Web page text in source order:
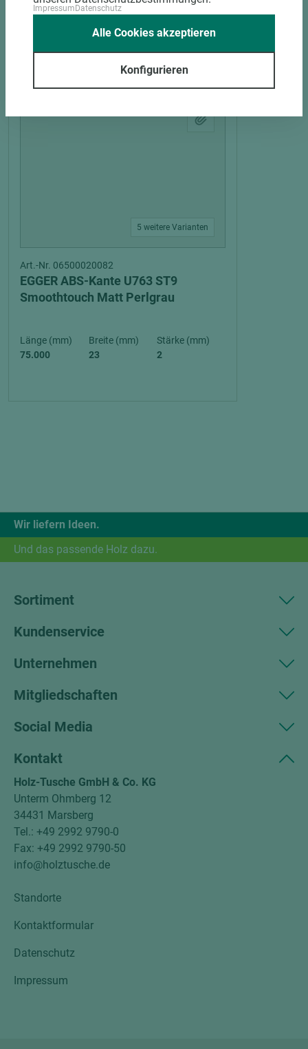
PASSENDES ZUBEHÖR
5 weitere Varianten
Art.-Nr. 06500020082
EGGER ABS-Kante U763 ST9
Smoothtouch Matt Perlgrau
Länge (mm)
75.000
Breite (mm)
23
Stärke (mm)
2
Wir liefern Ideen.
Und das passende Holz dazu.
Sortiment
Kundenservice
Unternehmen
Mitgliedschaften
Social Media
Kontakt
Holz-Tusche GmbH & Co. KG
Unterm Ohmberg 12
34431 Marsberg
Tel.: +49 2992 9790-0
Fax: +49 2992 9790-50
info@holztusche.de
Standorte
Kontaktformular
Datenschutz
Impressum
ImpressumDatenschutz
Konfigurieren
Alle Cookies akzeptieren